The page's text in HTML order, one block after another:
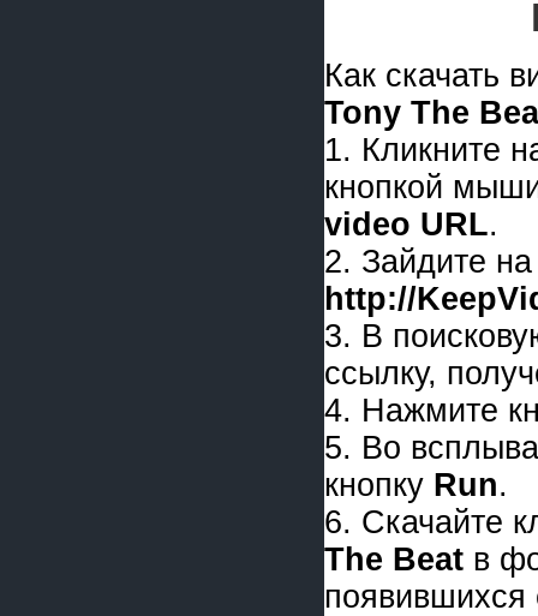
Как скачать
Tony The
1. Кликните
кнопкой
video URL.
2. Зайдите на
http://
3. В
ссылку,
4. Нажмите
5. Во
кнопку Run.
6. Скачайте
The Beat в
появившихся